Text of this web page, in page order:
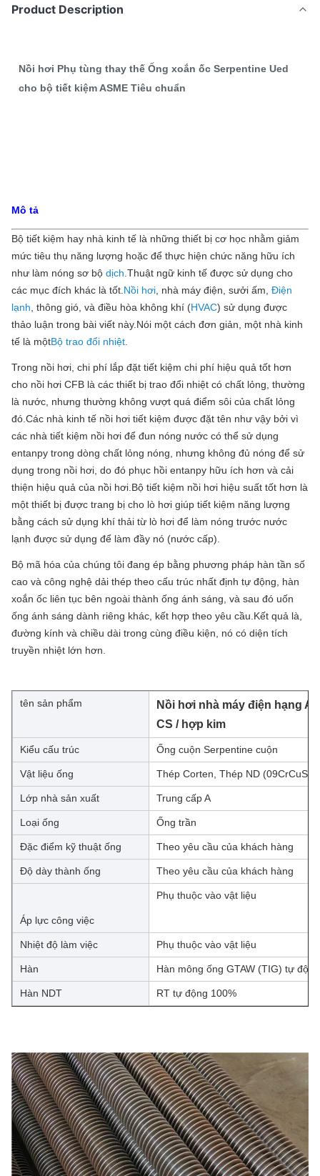
Product Description
Nồi hơi Phụ tùng thay thế Ống xoắn ốc Serpentine Ued
cho bộ tiết kiệm ASME Tiêu chuẩn
Mô tả
Bộ tiết kiệm hay nhà kinh tế là những thiết bị cơ học nhằm giảm
mức tiêu thụ năng lượng hoặc để thực hiện chức năng hữu ích
như làm nóng sơ bộ dịch .Thuật ngữ kinh tế được sử dụng cho
các mục đích khác là tốt. Nồi hơi , nhà máy điện, sưởi ấm, Điện
lạnh , thông gió, và điều hòa không khí (HVAC) sử dụng được
thảo luận trong bài viết này.Nói một cách đơn giản, một nhà kinh
tế là mộtBộ trao đổi nhiệt
Trong nồi hơi, chi phí lắp đặt tiết kiệm chi phí hiệu quả tốt hơn
cho nồi hơi CFB là các thiết bị trao đổi nhiệt có chất lỏng, thường
là nước, nhưng thường không vượt quá điểm sôi của chất lỏng
đó.Các nhà kinh tế nồi hơi tiết kiệm được đặt tên như vậy bởi vì
các nhà tiết kiệm nồi hơi để đun nóng nước có thể sử dụng
entanpy trong dòng chất lỏng nóng, nhưng không đủ nóng để sử
dụng trong nồi hơi, do đó phục hồi entanpy hữu ích hơn và cải
thiện hiệu quả của nồi hơi.Bộ tiết kiệm nồi hơi hiệu suất tốt hơn là
một thiết bị được trang bị cho lò hơi giúp tiết kiệm năng lượng
bằng cách sử dụng khí thải từ lò hơi để làm nóng trước nước
lạnh được sử dụng để làm đầy nó (nước cấp).
Bộ mã hóa của chúng tôi đang ép bằng phương pháp hàn tần số
cao và công nghệ dải thép theo cấu trúc nhất định tự động, hàn
xoắn ốc liên tục bên ngoài thành ống ánh sáng, và sau đó uốn
ống ánh sáng dành riêng khác, kết hợp theo yêu cầu.Kết quả là,
đường kính và chiều dài trong cùng điều kiện, nó có diện tích
truyền nhiệt lớn hơn.
tên sản phẩm
Nồi hơi nhà máy điện hạng A
CS / hợp kim
Kiểu cấu trúc Ống cuộn Serpentine cuộn
Vật liệu ống Thép Corten, Thép ND (09CrCuSb)
Lớp nhà sản xuất Trung cấp A
Loại ống Ống trần
Đặc điểm kỹ thuật ống Theo yêu cầu của khách hàng
Độ dày thành ống Theo yêu cầu của khách hàng
Áp lực công việc
Phụ thuộc vào vật liệu
Nhiệt độ làm việc Phụ thuộc vào vật liệu
Hàn Hàn mông ống GTAW (TIG) tự động
Hàn NDT RT tự động 100%